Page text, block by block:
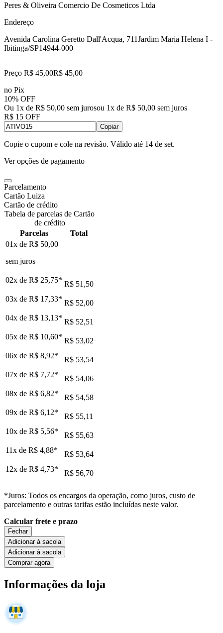
Peres & Oliveira Comercio De Cosmeticos Ltda
Endereço
Avenida Carolina Geretto Dall'Acqua, 711Jardim Maria Helena I -
Ibitinga/SP14944-000
Preço R$ 45,00R$ 45,00
no Pix
10% OFF
Ou 1x de R$ 50,00 sem jurosou 1x de R$ 50,00 sem juros
R$ 15 OFF
Copiar
Copie o cupom e cole na revisão. Válido até 14 de set.
Ver opções de pagamento
Parcelamento
Cartão Luiza
Cartão de crédito
Tabela de parcelas de Cartão
de crédito
Parcelas
Total
01x de R$ 50,00
sem juros
02x de R$ 25,75* R$ 51,50
03x de R$ 17,33* R$ 52,00
04x de R$ 13,13* R$ 52,51
05x de R$ 10,60* R$ 53,02
06x de R$ 8,92*
R$ 53,54
07x de R$ 7,72*
R$ 54,06
08x de R$ 6,82*
R$ 54,58
09x de R$ 6,12*
R$ 55,11
10x de R$ 5,56*
R$ 55,63
11x de R$ 4,88*
R$ 53,64
12x de R$ 4,73* R$ 56,70
*Juros: Todos os encargos da operação, como juros, custo de
parcelamento e outras tarifas estão incluídas neste valor.
Calcular frete e prazo
Fechar
Adicionar à sacola
Adicionar à sacola
Comprar agora
Informações da loja